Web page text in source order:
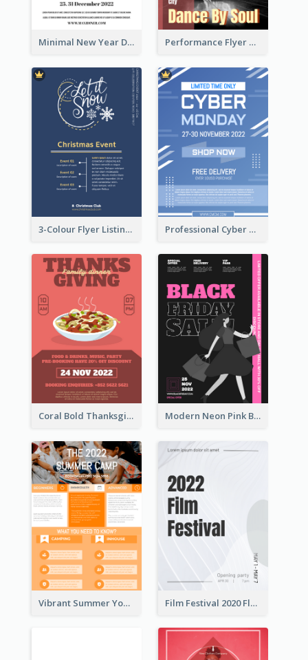
Minimal New Year Dinning Promotion Design Idea Performance Flyer With Monochrome Photo
3-Colour Flyer Listing Christmas Activities Professional Cyber Monday Free Delivery Promotion Flyer Design
Coral Bold Thanksgiving Dinner Promotion Flyer Modern Neon Pink Black Friday Shopping Sale Day Flyer
Vibrant Summer Youth Flyer Design Templates Film Festival 2020 Flyer